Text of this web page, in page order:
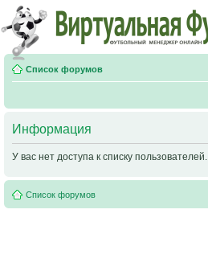
Список форумов
Информация
У вас нет доступа к списку пользователей.
Список форумов